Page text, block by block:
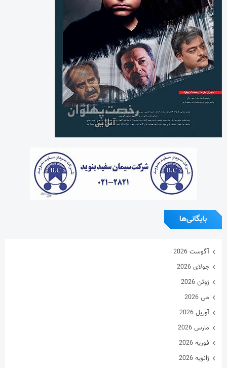
بایگانی‌ها
آگوست 2026
جولای 2026
ژوئن 2026
می 2026
آوریل 2026
مارس 2026
فوریه 2026
ژانویه 2026